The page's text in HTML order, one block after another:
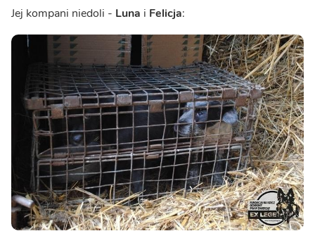
Jej kompani niedoli - Luna i Felicja: